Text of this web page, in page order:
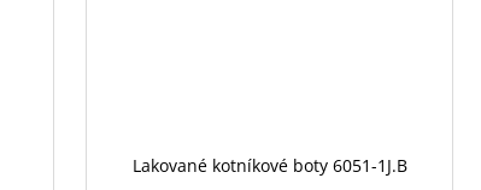
Lakované kotníkové boty 6051-1J.B